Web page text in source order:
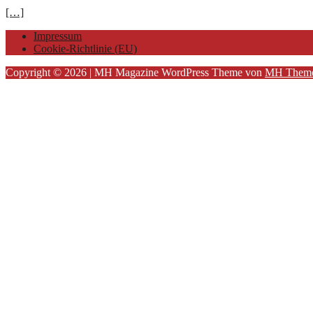
[…]
Impressum
Cookie-Richtlinie (EU)
Copyright © 2026 | MH Magazine WordPress Theme von MH